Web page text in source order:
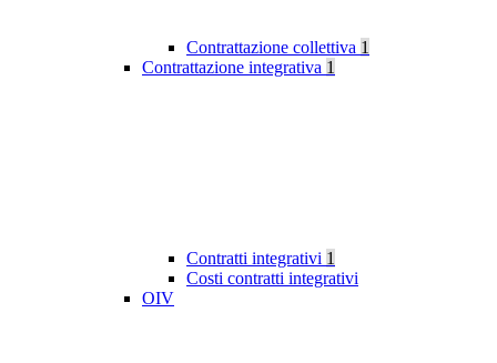
Contrattazione collettiva 1
Contrattazione integrativa 1
Contratti integrativi 1
Costi contratti integrativi
OIV